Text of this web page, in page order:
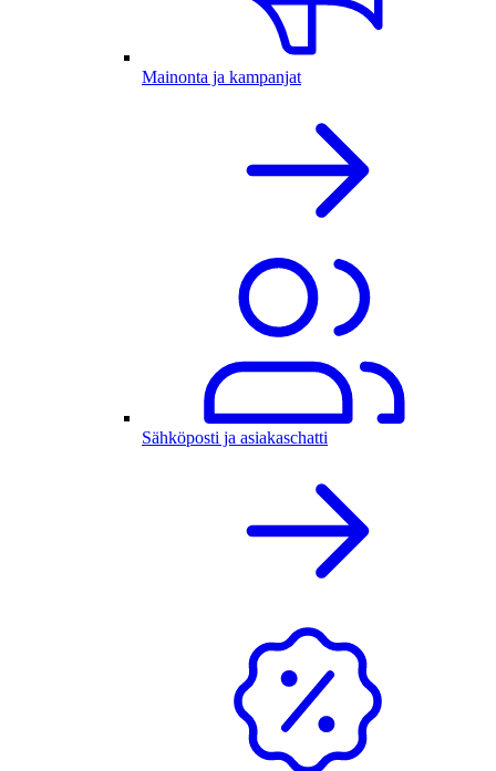
Mainonta ja kampanjat
Sähköposti ja asiakaschatti